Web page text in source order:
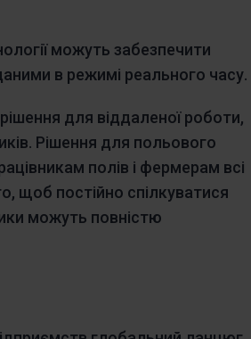
можуть забезпечити
в режимі реального часу.
для віддаленої роботи,
Рішення для польового
полів і фермерам всі
щоб постійно спілкуватися
можуть повністю